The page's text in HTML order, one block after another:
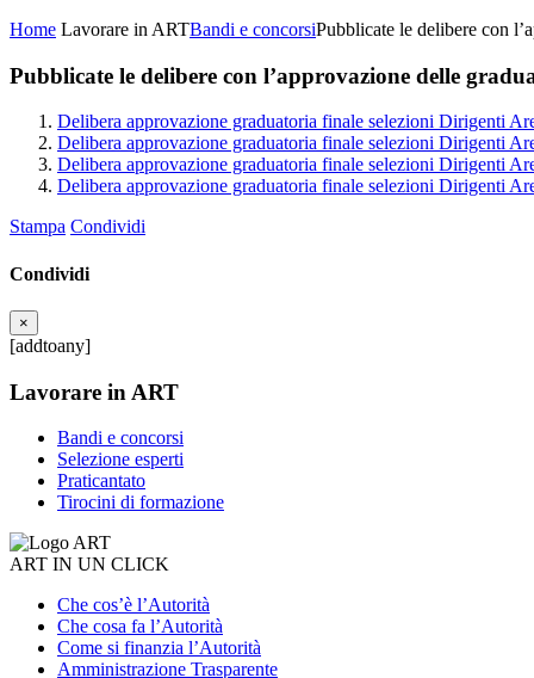
Home Lavorare in ARTBandi e concorsiPubblicate le delibere con
Pubblicate le delibere con l’approvazione delle
Delibera approvazione graduatoria finale selezioni Dirigenti
Delibera approvazione graduatoria finale selezioni Dirigenti
Delibera approvazione graduatoria finale selezioni Dirigenti
Delibera approvazione graduatoria finale selezioni Dirigenti
Stampa Condividi
Condividi
×
[addtoany]
Lavorare in ART
Bandi e concorsi
Selezione esperti
Praticantato
Tirocini di formazione
ART IN UN CLICK
Che cos’è l’Autorità
Che cosa fa l’Autorità
Come si finanzia l’Autorità
Amministrazione Trasparente